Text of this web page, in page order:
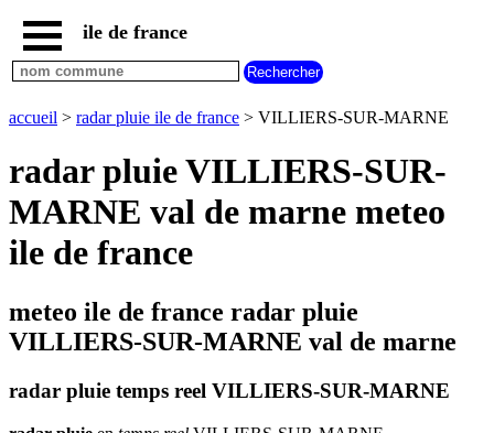
accueil
paris
communes
communes
hauts
de
seine
communes
marne
communes
saint
denis
communes
ile de france
accueil > radar pluie ile de france > VILLIERS-SUR-MARNE
radar pluie VILLIERS-SUR-
MARNE val de marne meteo
ile de france
meteo ile de france radar pluie
VILLIERS-SUR-MARNE val de marne
radar pluie temps reel VILLIERS-SUR-MARNE